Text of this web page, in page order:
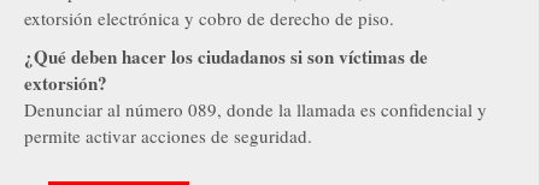
extorsión electrónica y cobro de derecho de piso.
¿Qué deben hacer los ciudadanos si son víctimas de
extorsión?
Denunciar al número 089, donde la llamada es confidencial y
permite activar acciones de seguridad.